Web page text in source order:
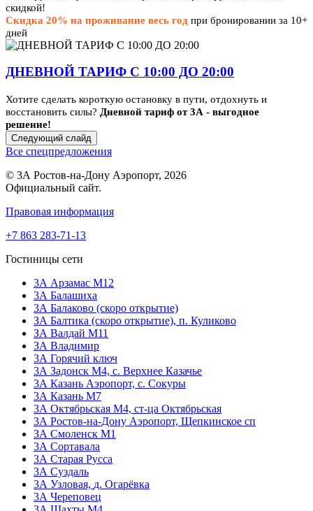
скидкой!
Скидка 20% на проживание весь год при бронировании за 10+
дней
ДНЕВНОЙ ТАРИФ С 10:00 ДО 20:00
Хотите сделать короткую остановку в пути, отдохнуть и
восстановить силы? Дневной тариф от 3А - выгодное
решение!
Следующий слайд
Все спецпредложения
© 3А Ростов-на-Дону Аэропорт, 2026
Официальный сайт.
Правовая информация
+7 863 283-71-13
Гостиницы сети
3А Арзамас М12
3А Балашиха
3А Балаково (скоро открытие)
ЗА Балтика (скоро открытие), п. Куликово
ЗА Валдай M11
ЗА Владимир
3А Горячий ключ
3А Задонск М4, с. Верхнее Казачье
3А Казань Аэропорт, с. Сокуры
3А Казань М7
3А Октябрьская М4, ст-ца Октябрьская
3А Ростов-на-Дону Аэропорт, Щепкинское сп
ЗА Смоленск М1
3А Сортавала
3А Старая Русса
3А Суздаль
3А Узловая, д. Огарёвка
3А Череповец